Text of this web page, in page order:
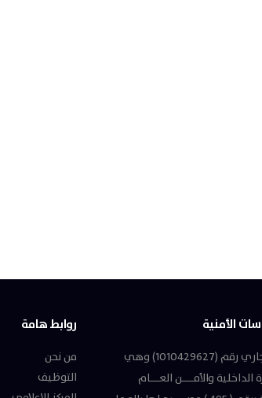
الأمنية
أسست الشركة بالسجل التجاري رقم (1010429627) وهي
والأمـــــن العــــام
روابط هامة
من نحن
التوظيف